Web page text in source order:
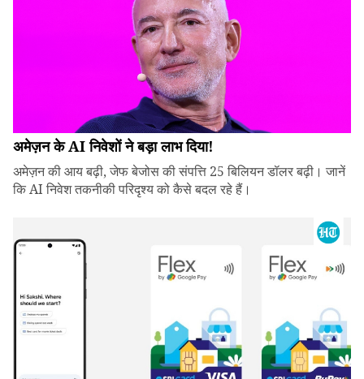
अमेज़न के AI निवेशों ने बड़ा लाभ दिया!
अमेज़न की आय बढ़ी, जेफ बेजोस की संपत्ति 25 बिलियन डॉलर बढ़ी। जानें
कि AI निवेश तकनीकी परिदृश्य को कैसे बदल रहे हैं।